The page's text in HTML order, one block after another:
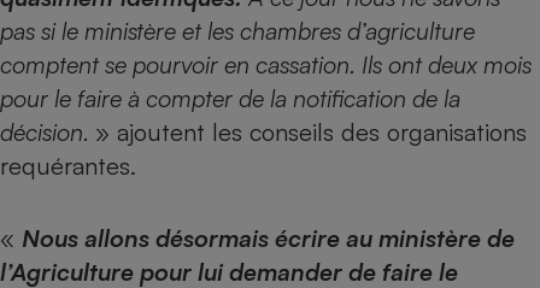
pas si le ministère et les chambres d’agriculture
comptent se pourvoir en cassation. Ils ont deux mois
pour le faire à compter de la notification de la
décision. » ajoutent les conseils des organisations
requérantes.
« Nous allons désormais écrire au ministère de
l’Agriculture pour lui demander de faire le